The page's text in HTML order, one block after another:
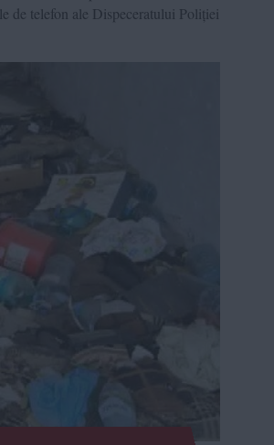
de telefon ale Dispeceratului Poliției